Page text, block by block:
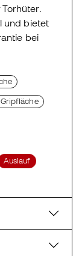
und bietet
bei
Auslauf